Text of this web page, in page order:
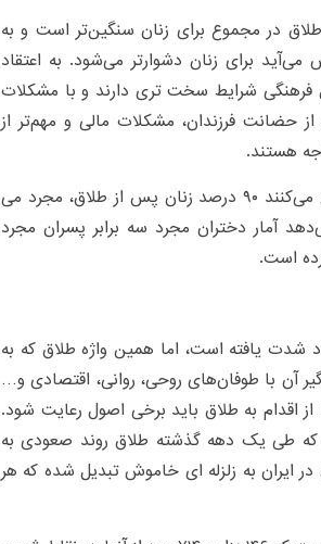
در مجموع برای زنان سنگین‌تر است و به
برای زنان دشوار‌تر می‌شود. به اعتقاد
فرهنگی شرایط سخت تری دارند و با مشکلات
حضانت فرزندان، مشکلات مالی و مهم‌تر از
هستند.
در حالی که ۹۰ درصد از مردان پس از طلاق مجددا ازدواج می‌کنند ۹۰ درصد زنان پس از طلاق، مجرد می
آمار دختران مجرد سه برابر پسران مجرد
است.
شدت یافته است، اما همین واژه طلاق که به
آن با طوفان‌های روحی، روانی، اقتصادی و…
اقدام به طلاق باید برخی اصول رعایت شود.
که طی یک‌ دهه گذشته طلاق روند صعودی به
ایران به زلزله‌ ای خاموش تبدیل شده که هر